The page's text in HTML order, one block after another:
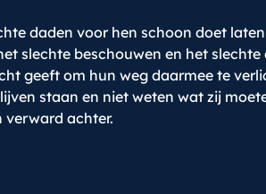
daden voor hen schoon doet
slechte beschouwen en het
geeft om hun weg daarmee te
staan en niet weten wat zij
verward achter.